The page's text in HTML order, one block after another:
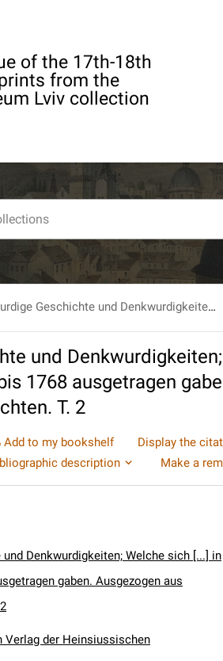
of the 17th-18th
from the
Lviv collection
Merkwurdige Geschichte und Denkwurdigkeiten; Welche sich [...] in denen Jahren 1755 bis 1768 ausgetragen gaben. Ausgezogen aus authentischen Nachrichten. T. 2
und Denkwurdigkeiten;
1768 ausgetragen
T. 2
Add to my bookshelf
Display the
description
Make a
Denkwurdigkeiten; Welche sich [...] in
gaben. Ausgezogen aus
Verlag der Heinsiussischen